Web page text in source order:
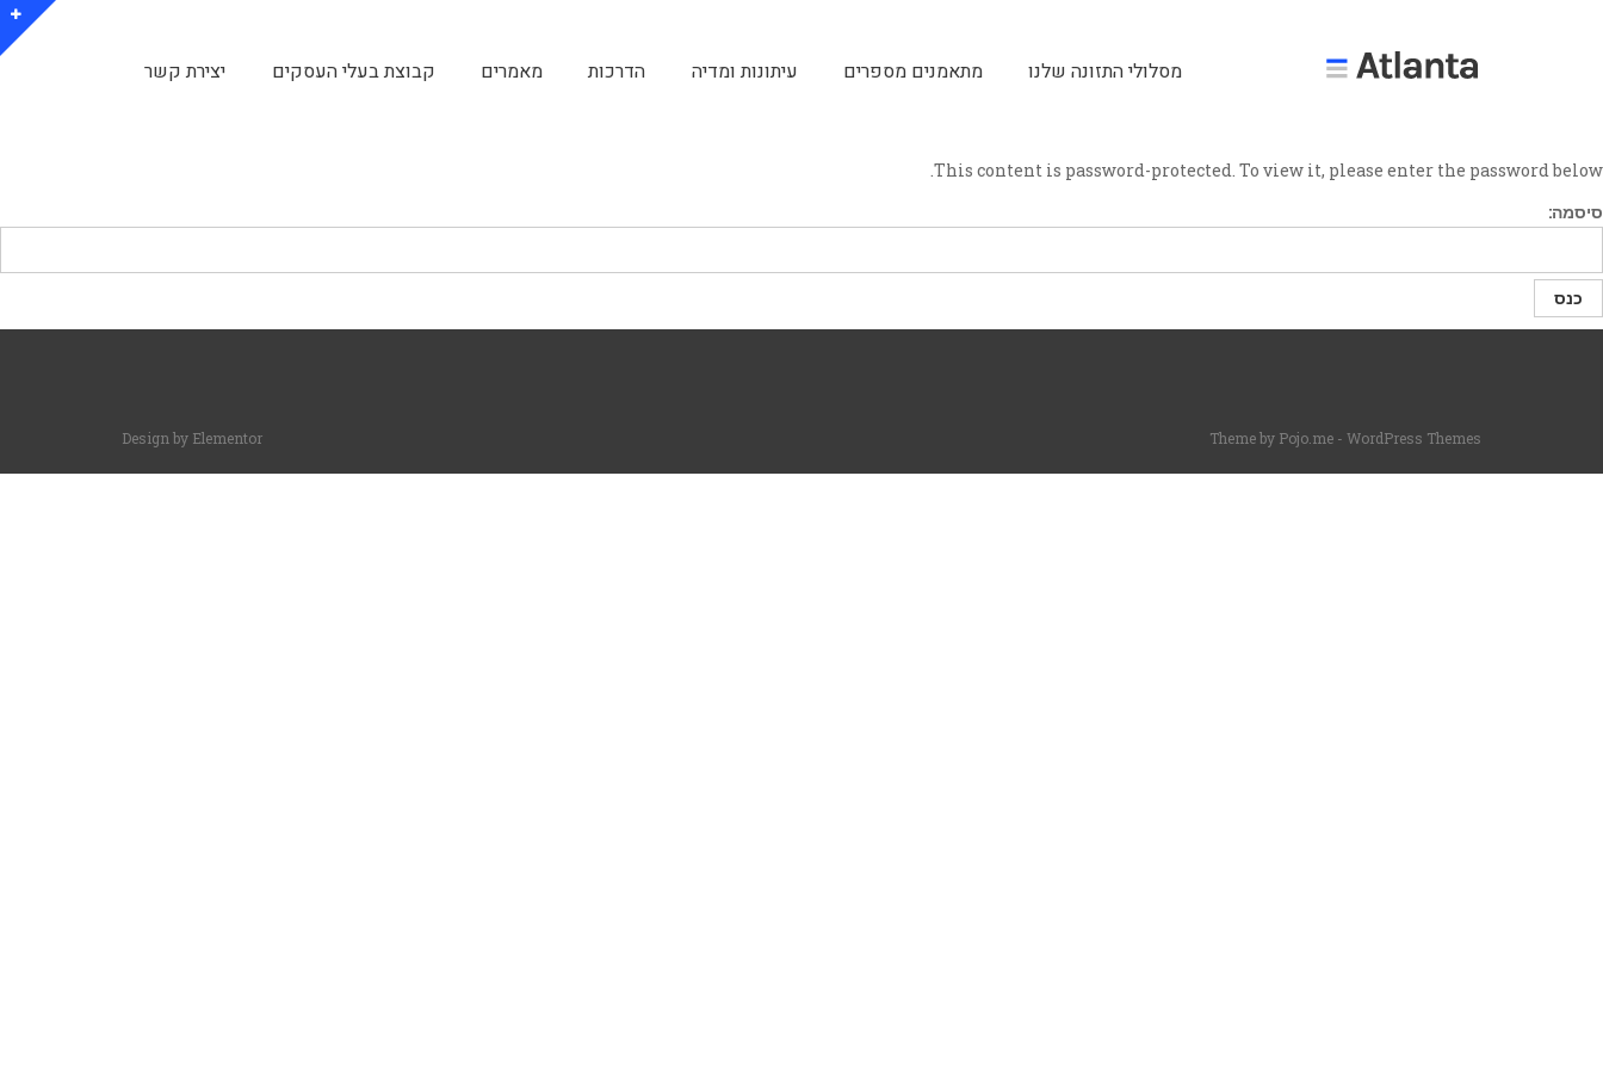
מסלולי התזונה שלנו מתאמנים מספרים עיתונות ומדיה הדרכות מאמרים קבוצת בעלי העסקים יצירת קשר
This content is password-protected. To view it, please enter the password below.
סיסמה:
Theme by Pojo.me - WordPress Themes
Design by Elementor